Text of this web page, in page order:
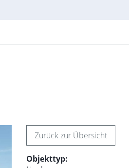
Zurück zur Übersicht
Objekttyp: